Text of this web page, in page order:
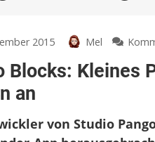
2015 Mel
Blocks: Kleines
an
von Studio